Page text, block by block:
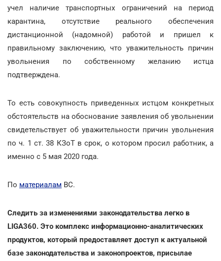
учел наличие транспортных ограничений на период
карантина, отсутствие реального обеспечения
дистанционной (надомной) работой и пришел к
правильному заключению, что уважительность причин
увольнения по собственному желанию истца
подтверждена.
То есть совокупность приведенных истцом конкретных
обстоятельств на обоснование заявления об увольнении
свидетельствует об уважительности причин увольнения
по ч. 1 ст. 38 КЗоТ в срок, о котором просил работник, а
именно с 5 мая 2020 года.
По материалам ВС.
Следить за изменениями законодательства легко в
LIGA360. Это комплекс информационно-аналитических
продуктов, который предоставляет доступ к актуальной
базе законодательства и законопроектов, присылае